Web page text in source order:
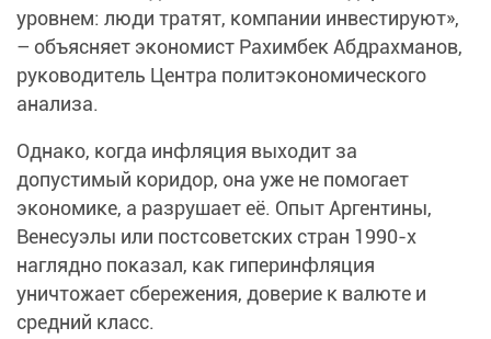
уровнем: люди тратят, компании инвестируют»,
– объясняет экономист Рахимбек Абдрахманов,
руководитель Центра политэкономического
анализа.
Однако, когда инфляция выходит за
допустимый коридор, она уже не помогает
экономике, а разрушает её. Опыт Аргентины,
Венесуэлы или постсоветских стран 1990-х
наглядно показал, как гиперинфляция
уничтожает сбережения, доверие к валюте и
средний класс.